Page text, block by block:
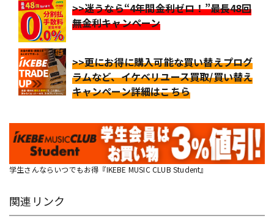
>>迷うなら“4年間金利ゼロ！”最長48回
無金利キャンペーン
>>更にお得に購入可能な買い替えプログ
ラムなど、イケベリユース買取/買い替え
キャンペーン詳細はこちら
学生さんならいつでもお得『IKEBE MUSIC CLUB Student』
関連リンク